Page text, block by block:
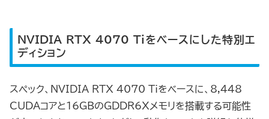
NVIDIA RTX 4070 Tiをベースにした特別エ
ディション
スペック、NVIDIA RTX 4070 Tiをベースに、8,448
CUDAコアと16GBのGDDR6Xメモリを搭載する可能性